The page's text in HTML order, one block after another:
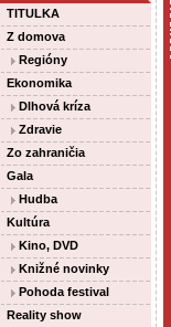
TITULKA
Z domova
Regióny
Ekonomika
Dlhová kríza
Zdravie
Zo zahraničia
Gala
Hudba
Kultúra
Kino, DVD
Knižné novinky
Pohoda festival
Reality show